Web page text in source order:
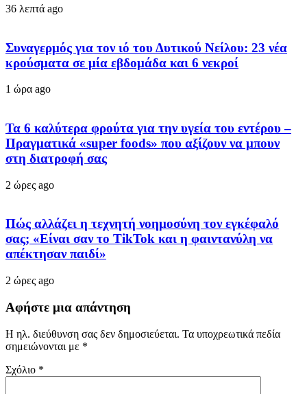
36 λεπτά ago
Συναγερμός για τον ιό του Δυτικού Νείλου: 23 νέα
κρούσματα σε μία εβδομάδα και 6 νεκροί
1 ώρα ago
Τα 6 καλύτερα φρούτα για την υγεία του εντέρου –
Πραγματικά «super foods» που αξίζουν να μπουν
στη διατροφή σας
2 ώρες ago
Πώς αλλάζει η τεχνητή νοημοσύνη τον εγκέφαλό
σας; «Είναι σαν το TikTok και η φαιντανύλη να
απέκτησαν παιδί»
2 ώρες ago
Αφήστε μια απάντηση
Η ηλ. διεύθυνση σας δεν δημοσιεύεται. Τα υποχρεωτικά πεδία
σημειώνονται με *
Σχόλιο *